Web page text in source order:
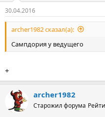
30.04.2016
archer1982 сказал(а):
Сампдория у ведущего
+
archer1982
Старожил форума